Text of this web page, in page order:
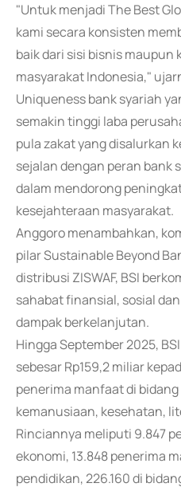
"Untuk menjadi The Best
kami secara konsisten
baik dari sisi bisnis maupun
masyarakat Indonesia,"
Uniqueness bank syariah
semakin tinggi laba
pula zakat yang disalurkan
sejalan dengan peran bank
dalam mendorong
kesejahteraan masyarakat.
Anggoro menambahkan,
pilar Sustainable Beyond
distribusi ZISWAF, BSI
sahabat finansial, sosial
dampak berkelanjutan.
Hingga September 2025,
sebesar Rp159,2 miliar
penerima manfaat di
kemanusiaan, kesehatan,
Rinciannya meliputi 9.847
ekonomi, 13.848 penerima
pendidikan, 226.160 di